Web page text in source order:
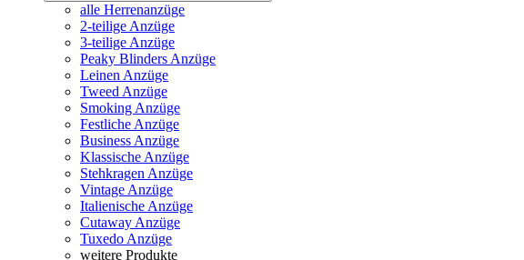
alle Herrenanzüge
2-teilige Anzüge
3-teilige Anzüge
Peaky Blinders Anzüge
Leinen Anzüge
Tweed Anzüge
Smoking Anzüge
Festliche Anzüge
Business Anzüge
Klassische Anzüge
Stehkragen Anzüge
Vintage Anzüge
Italienische Anzüge
Cutaway Anzüge
Tuxedo Anzüge
weitere Produkte